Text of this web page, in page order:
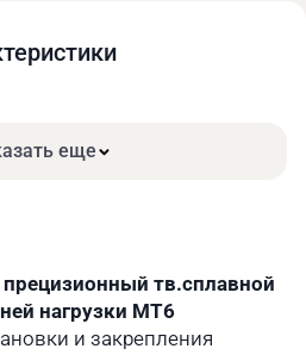
еще
тв.сплавной
нагрузки MT6
и закрепления